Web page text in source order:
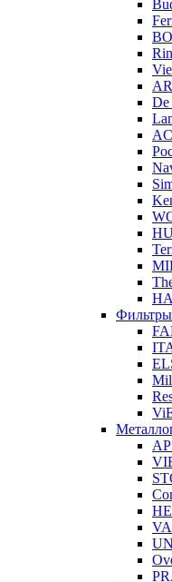
De
Фильтры